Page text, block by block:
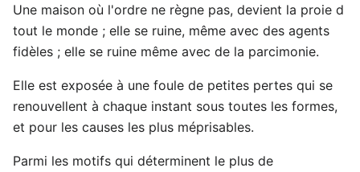
Une maison où l'ordre ne règne pas, devient la proie d
tout le monde ; elle se ruine, même avec des agents
fidèles ; elle se ruine même avec de la parcimonie.
Elle est exposée à une foule de petites pertes qui se
renouvellent à chaque instant sous toutes les formes,
et pour les causes les plus méprisables.
Parmi les motifs qui déterminent le plus de